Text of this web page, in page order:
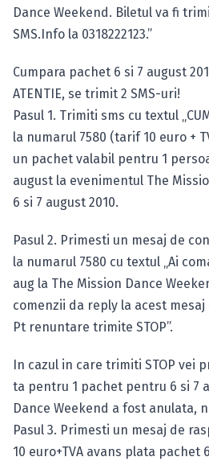
Dance Weekend. Biletul va fi
SMS.Info la 0318222123.”
Cumpara pachet 6 si 7 august
ATENTIE, se trimit 2 SMS-uri!
Pasul 1. Trimiti sms cu textul
la numarul 7580 (tarif 10 euro +
un pachet valabil pentru 1
august la evenimentul The
6 si 7 august 2010.
Pasul 2. Primesti un mesaj de
la numarul 7580 cu textul „Ai
aug la The Mission Dance
comenzii da reply la acest mesaj
Pt renuntare trimite STOP”.
In cazul in care trimiti STOP vei
ta pentru 1 pachet pentru 6 si 7
Dance Weekend a fost anulata,
Pasul 3. Primesti un mesaj de
10 euro+TVA avans plata pachet